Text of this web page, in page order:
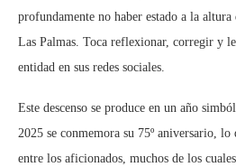
profundamente no haber estado a la
Las Palmas. Toca reflexionar, corregir y
entidad en sus redes sociales.
Este descenso se produce en un año
2025 se conmemora su 75º aniversario, lo
entre los aficionados, muchos de los